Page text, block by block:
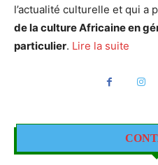
l’actualité culturelle et qui a
de la culture Africaine en
particulier. Lire la suite